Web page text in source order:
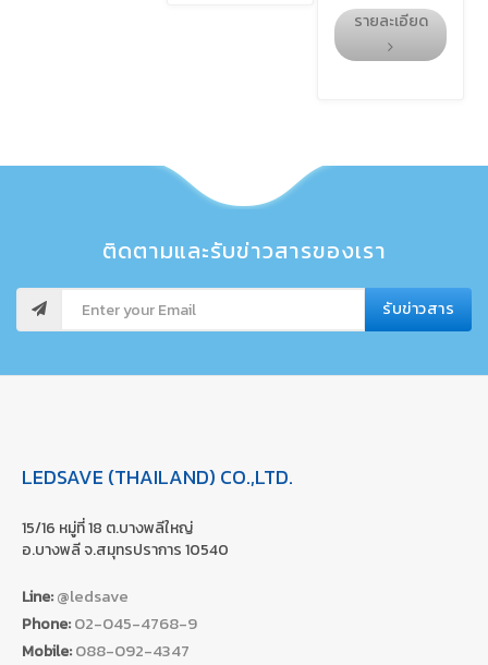
รายละเอียด
ติดตามและรับข่าวสารของเรา
รับข่าวสาร
LEDSAVE (THAILAND) CO.,LTD.
15/16 หมู่ที่ 18 ต.บางพลีใหญ่
อ.บางพลี จ.สมุทรปราการ 10540
Line:@ledsave
Phone:02-045-4768-9
Mobile:088-092-4347